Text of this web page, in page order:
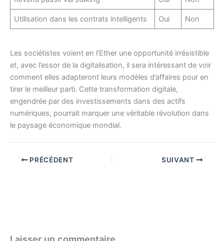
Utilisation dans les contrats intelligents Oui Non
Les sociétistes voient en l’Ether une opportunité irrésistible
et, avec l’essor de la digitalisation, il sera intéressant de voir
comment elles adapteront leurs modèles d’affaires pour en
tirer le meilleur parti. Cette transformation digitale,
engendrée par des investissements dans des actifs
numériques, pourrait marquer une véritable révolution dans
le paysage économique mondial.
PRÉCÉDENT SUIVANT